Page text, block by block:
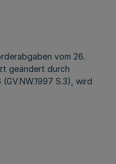
vom 26.
geändert durch
S.3), wird